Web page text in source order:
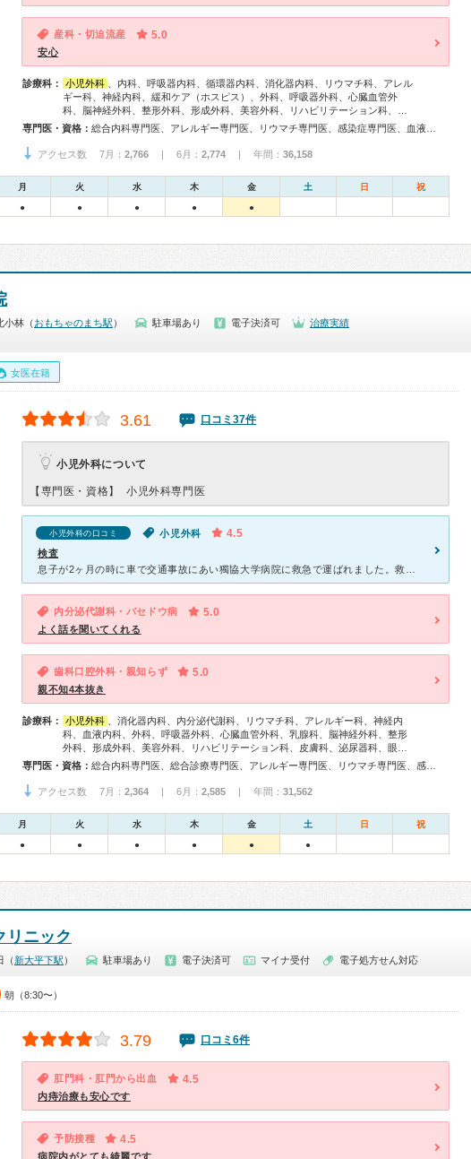
産科・切迫流産 5.0
安心
診療科： 小児外科
、内科、呼吸器内科、循環器内科、消化器内科、リウマチ科、アレル
ギー科、神経内科、緩和ケア（ホスピス）、外科、呼吸器外科、心臓血管外
科、脳神経外科、整形外科、形成外科、美容外科、リハビリテーション科、…
専門医・資格：
アクセス数 7月： 2,766 | 6月： 2,774 | 年間： 36,158
月 火 水 木 金 土 日 祝
● ● ● ● ●
小林（ おもちゃのまち駅 ） 駐車場あり 電子決済可
治療実績
女医在籍
3.61 口コミ37件
小児外科について
【専門医・資格】 小児外科専門医
小児外科の口コミ 小児外科 4.5
検査
内分泌代謝科・バセドウ病 5.0
よく話を聞いてくれる
歯科口腔外科・親知らず 5.0
親不知4本抜き
診療科： 小児外科
、消化器内科、内分泌代謝科、リウマチ科、アレルギー科、神経内
科、血液内科、外科、呼吸器外科、心臓血管外科、乳腺科、脳神経外科、整形
外科、形成外科、美容外科、リハビリテーション科、皮膚科、泌尿器科、眼…
専門医・資格：
アクセス数 7月： 2,364 | 6月： 2,585 | 年間： 31,562
月 火 水 木 金 土 日 祝
● ● ● ● ● ●
リニック
（ 新大平下駅 ） 駐車場あり 電子決済可 マイナ受付 電子処方せん対応
朝（8:30〜）
3.79 口コミ6件
肛門科・肛門から出血 4.5
内痔治療も安心です
予防接種 4.5
病院内がとても綺麗です